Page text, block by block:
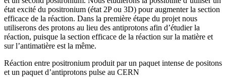
état excité du positronium (état 2P ou 3D) pour augmenter la section
efficace de la réaction. Dans la première étape du projet nous
utiliserons des protons au lieu des antiprotons afin d’étudier la
réaction, puisque la section efficace de la réaction sur la matière et
sur l’antimatière est la même.
Réaction entre positronium produit par un paquet intense de positons
et un paquet d’antiprotons pulse au CERN